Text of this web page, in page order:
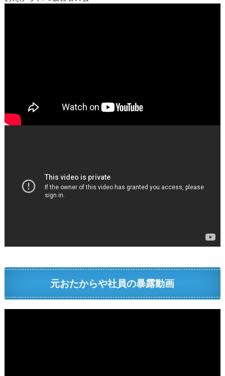
元おたからや社員の暴露動画